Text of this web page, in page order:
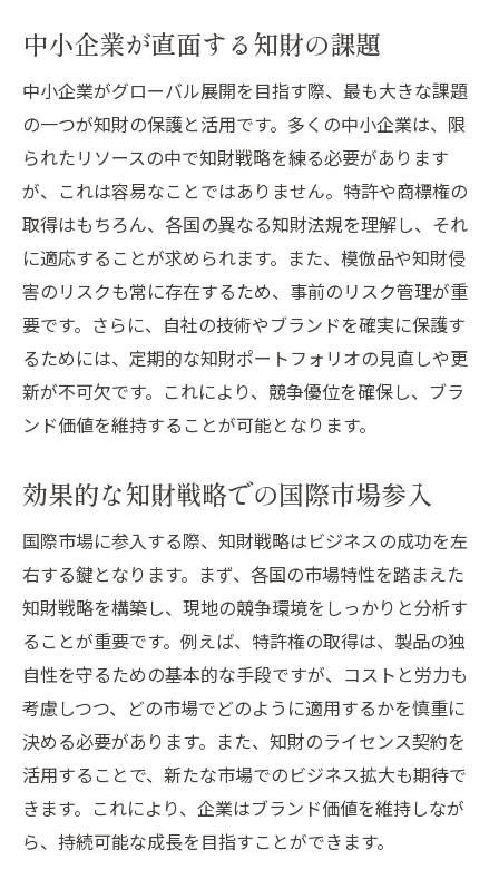
中小企業が直面する知財の課題
中小企業がグローバル展開を目指す際、最も大きな課題
の一つが知財の保護と活用です。多くの中小企業は、限
られたリソースの中で知財戦略を練る必要があります
が、これは容易なことではありません。特許や商標権の
取得はもちろん、各国の異なる知財法規を理解し、それ
に適応することが求められます。また、模倣品や知財侵
害のリスクも常に存在するため、事前のリスク管理が重
要です。さらに、自社の技術やブランドを確実に保護す
るためには、定期的な知財ポートフォリオの見直しや更
新が不可欠です。これにより、競争優位を確保し、ブラ
ンド価値を維持することが可能となります。
効果的な知財戦略での国際市場参入
国際市場に参入する際、知財戦略はビジネスの成功を左
右する鍵となります。まず、各国の市場特性を踏まえた
知財戦略を構築し、現地の競争環境をしっかりと分析す
ることが重要です。例えば、特許権の取得は、製品の独
自性を守るための基本的な手段ですが、コストと労力も
考慮しつつ、どの市場でどのように適用するかを慎重に
決める必要があります。また、知財のライセンス契約を
活用することで、新たな市場でのビジネス拡大も期待で
きます。これにより、企業はブランド価値を維持しなが
ら、持続可能な成長を目指すことができます。